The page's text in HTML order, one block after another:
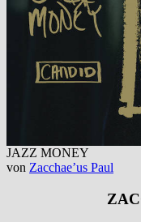
JAZZ MONEY
von Zacchae’us Paul